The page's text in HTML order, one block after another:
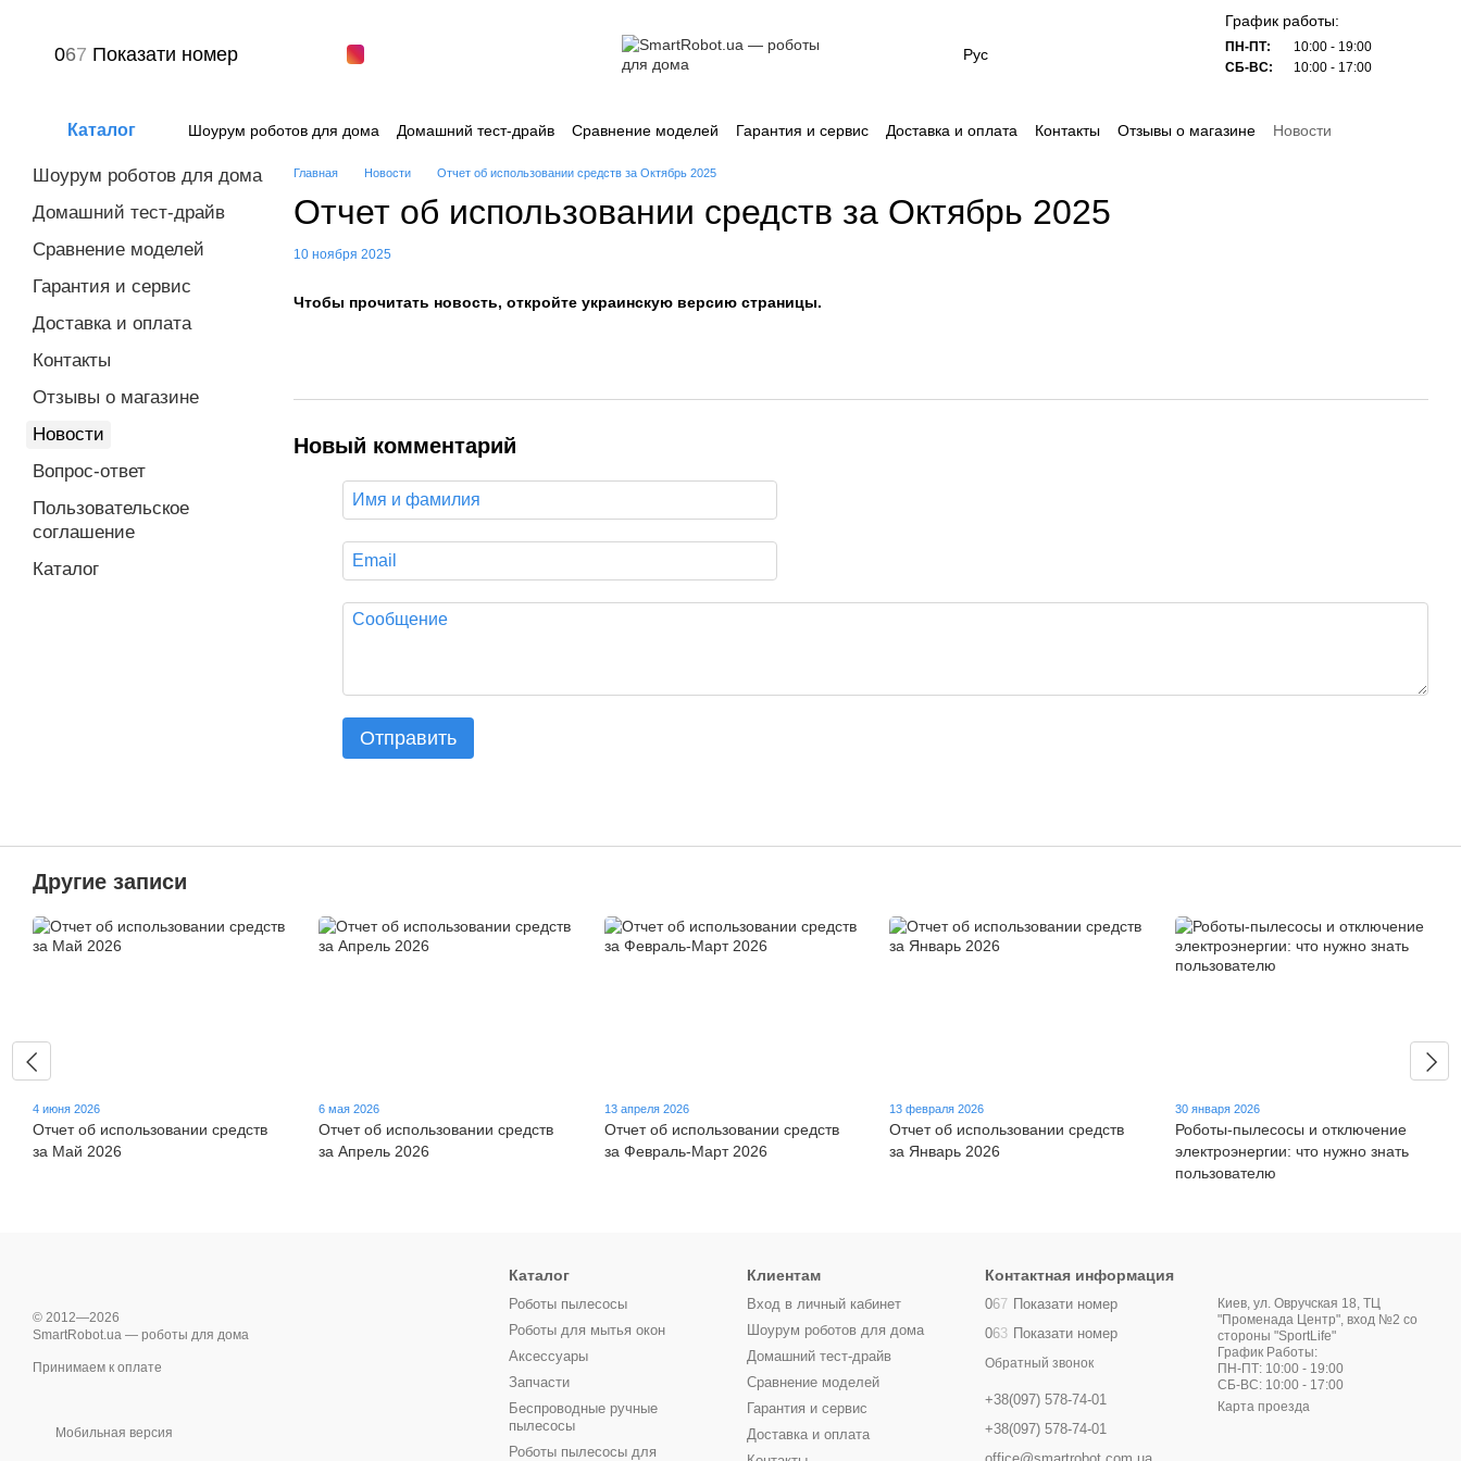
067 Показати номер Рус
График работы:
ПН-ПТ:
10:00 - 19:00
СБ-ВС:
10:00 - 17:00
Каталог Шоурум роботов для дома Домашний тест-драйв Сравнение моделей Гарантия и сервис Доставка и оплата Контакты Отзывы о магазине
Новости
Главная Новости Отчет об использовании средств за Октябрь 2025
Отчет об использовании средств за Октябрь 2025
10 ноября 2025
Чтобы прочитать новость, откройте украинскую версию страницы.
Новый комментарий
Отправить
Шоурум роботов для дома
Домашний тест-драйв
Сравнение моделей
Гарантия и сервис
Доставка и оплата
Контакты
Отзывы о магазине
Новости
Вопрос-ответ
Пользовательское
соглашение
Каталог
Другие записи
4 июня 2026
Отчет об использовании средств
за Май 2026
6 мая 2026
Отчет об использовании средств
за Апрель 2026
13 апреля 2026
Отчет об использовании средств
за Февраль-Март 2026
13 февраля 2026
Отчет об использовании средств
за Январь 2026
30 января 2026
Роботы-пылесосы и отключение
электроэнергии: что нужно знать
пользователю
© 2012—2026
SmartRobot.ua — роботы для дома
Принимаем к оплате
Мобильная версия
Каталог
Роботы пылесосы
Роботы для мытья окон
Аксессуары
Запчасти
Беспроводные ручные
пылесосы
Роботы пылесосы для
Клиентам
Вход в личный кабинет
Шоурум роботов для дома
Домашний тест-драйв
Сравнение моделей
Гарантия и сервис
Доставка и оплата
Контактная информация
067 Показати номер
063 Показати номер
Обратный звонок
+38(097) 578-74-01
+38(097) 578-74-01
Киев, ул. Овручская 18, ТЦ
"Променада Центр", вход №2 со
стороны "SportLife"
График Работы:
ПН-ПТ: 10:00 - 19:00
СБ-ВС: 10:00 - 17:00
Карта проезда